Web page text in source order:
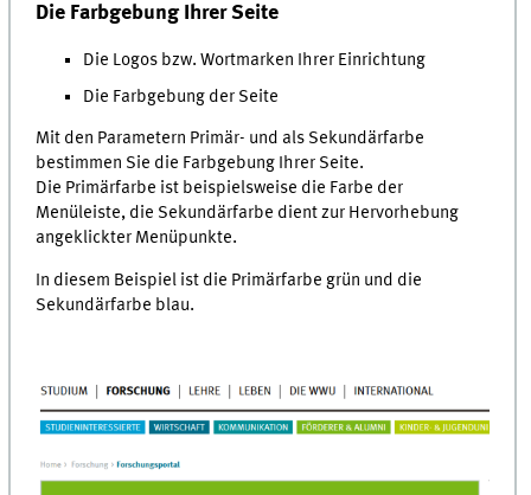
Die Farbgebung Ihrer Seite
Die Logos bzw. Wortmarken Ihrer Einrichtung
Die Farbgebung der Seite
Mit den Parametern Primär- und als Sekundärfarbe
bestimmen Sie die Farbgebung Ihrer Seite.
Die Primärfarbe ist beispielsweise die Farbe der
Menüleiste, die Sekundärfarbe dient zur Hervorhebung
angeklickter Menüpunkte.
In diesem Beispiel ist die Primärfarbe grün und die
Sekundärfarbe blau.